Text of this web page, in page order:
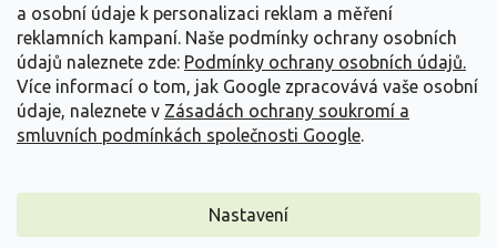
a osobní údaje k personalizaci reklam a měření
reklamních kampaní. Naše podmínky ochrany osobních
údajů naleznete zde: Podmínky ochrany osobních údajů.
Více informací o tom, jak Google zpracovává vaše osobní
údaje, naleznete v Zásadách ochrany soukromí a
smluvních podmínkách společnosti Google.
Nastavení
Vytvořil Shoptet